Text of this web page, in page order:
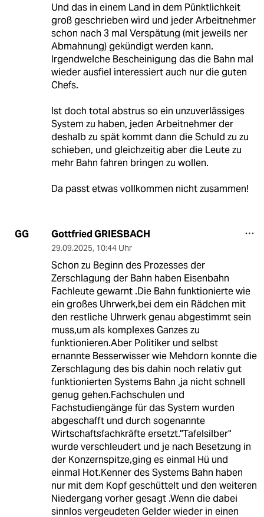
Und das in einem Land in dem Pünktlichkeit
groß geschrieben wird und jeder Arbeitnehmer
schon nach 3 mal Verspätung (mit jeweils ner
Abmahnung) gekündigt werden kann.
Irgendwelche Bescheinigung das die Bahn mal
wieder ausfiel interessiert auch nur die guten
Chefs.
Ist doch total abstrus so ein unzuverlässiges
System zu haben, jeden Arbeitnehmer der
deshalb zu spät kommt dann die Schuld zu zu
schieben, und gleichzeitig aber die Leute zu
mehr Bahn fahren bringen zu wollen.
Da passt etwas vollkommen nicht zusammen!
GG Gottfried GRIESBACH
29.09.2025, 10:44 Uhr
Schon zu Beginn des Prozesses der
Zerschlagung der Bahn haben Eisenbahn
Fachleute gewarnt .Die Bahn funktionierte wie
ein großes Uhrwerk,bei dem ein Rädchen mit
den restliche Uhrwerk genau abgestimmt sein
muss,um als komplexes Ganzes zu
funktionieren.Aber Politiker und selbst
ernannte Besserwisser wie Mehdorn konnte die
Zerschlagung des bis dahin noch relativ gut
funktionierten Systems Bahn ,ja nicht schnell
genug gehen.Fachschulen und
Fachstudiengänge für das System wurden
abgeschafft und durch sogenannte
Wirtschaftsfachkräfte ersetzt."Tafelsilber"
wurde verschleudert und je nach Besetzung in
der Konzernspitze,ging es einmal Hü und
einmal Hot.Kenner des Systems Bahn haben
nur mit dem Kopf geschüttelt und den weiteren
Niedergang vorher gesagt .Wenn die dabei
sinnlos vergeudeten Gelder wieder in einen